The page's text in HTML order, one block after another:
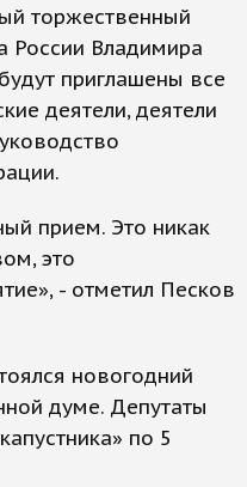
торжественный
России Владимира
приглашены все
деятели, деятели
прием. Это никак
это
- отметил Песков
новогодний
думе. Депутаты
по 5